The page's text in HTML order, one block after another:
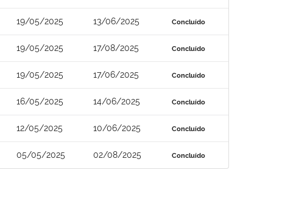
19/05/2025 13/06/2025 Concluído
19/05/2025 17/08/2025 Concluído
19/05/2025 17/06/2025 Concluído
16/05/2025 14/06/2025 Concluído
12/05/2025 10/06/2025 Concluído
05/05/2025 02/08/2025 Concluído